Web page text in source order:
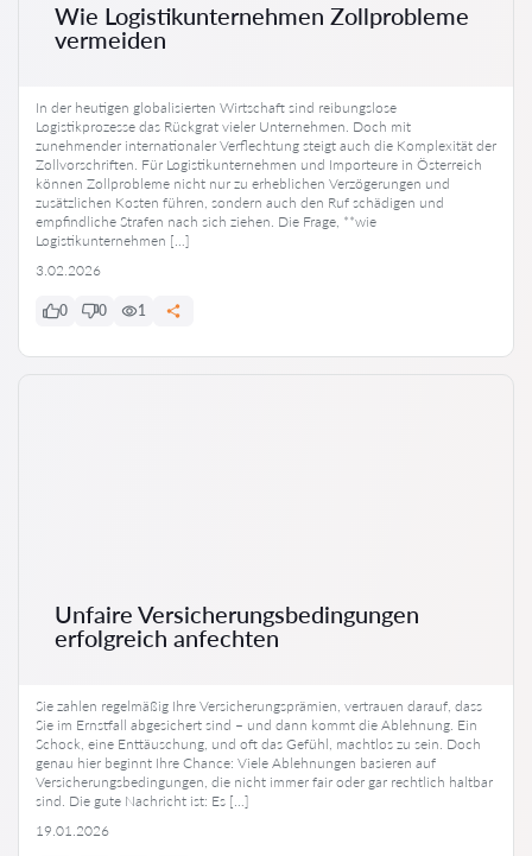
Wie Logistikunternehmen Zollprobleme
vermeiden
In der heutigen globalisierten Wirtschaft sind reibungslose
Logistikprozesse das Rückgrat vieler Unternehmen. Doch mit
zunehmender internationaler Verflechtung steigt auch die Komplexität der
Zollvorschriften. Für Logistikunternehmen und Importeure in Österreich
können Zollprobleme nicht nur zu erheblichen Verzögerungen und
zusätzlichen Kosten führen, sondern auch den Ruf schädigen und
empfindliche Strafen nach sich ziehen. Die Frage, **wie
Logistikunternehmen […]
3.02.2026
0 0 1
Unfaire Versicherungsbedingungen
erfolgreich anfechten
Sie zahlen regelmäßig Ihre Versicherungsprämien, vertrauen darauf, dass
Sie im Ernstfall abgesichert sind – und dann kommt die Ablehnung. Ein
Schock, eine Enttäuschung, und oft das Gefühl, machtlos zu sein. Doch
genau hier beginnt Ihre Chance: Viele Ablehnungen basieren auf
Versicherungsbedingungen, die nicht immer fair oder gar rechtlich haltbar
sind. Die gute Nachricht ist: Es […]
19.01.2026